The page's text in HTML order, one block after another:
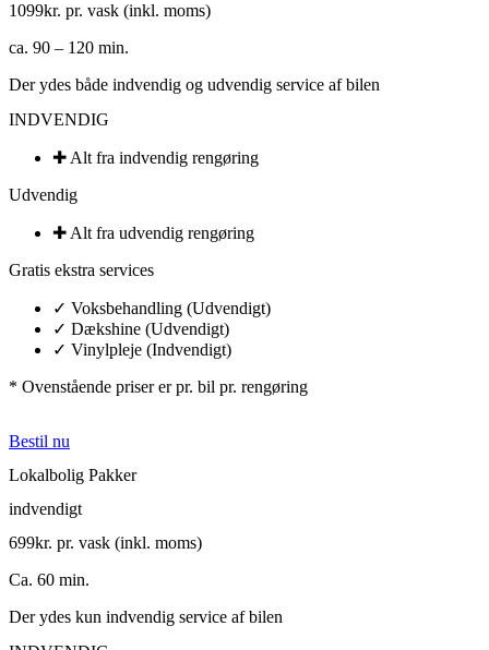
1099kr. pr. vask (inkl. moms)
ca. 90 – 120 min.
Der ydes både indvendig og udvendig service af bilen
INDVENDIG
✚ Alt fra indvendig rengøring​
Udvendig
✚ Alt fra udvendig rengøring​
Gratis ekstra services
✓ Voksbehandling (Udvendigt)
✓ Dækshine (Udvendigt)
✓ Vinylpleje (Indvendigt)​
* Ovenstående priser er pr. bil pr. rengøring
Bestil nu
Lokalbolig Pakker​
indvendigt
699kr. pr. vask (inkl. moms)
Ca. 60 min.
Der ydes kun indvendig service af bilen